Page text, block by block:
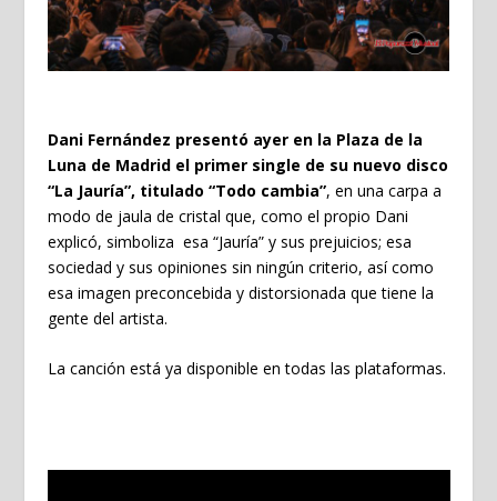
Dani Fernández presentó ayer en la Plaza de la
Luna de Madrid el primer single de su nuevo disco
“La Jauría”, titulado “Todo cambia”, en una carpa a
modo de jaula de cristal que, como el propio Dani
explicó, simboliza esa “Jauría” y sus prejuicios; esa
sociedad y sus opiniones sin ningún criterio, así como
esa imagen preconcebida y distorsionada que tiene la
gente del artista.
La canción está ya disponible en todas las plataformas.